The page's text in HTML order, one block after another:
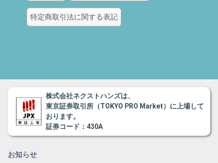
特定商取引法に関する表記
株式会社ネクストハンズは、
東京証券取引所（TOKYO PRO Market）に上場して
おります。
証券コード：430A
お知らせ